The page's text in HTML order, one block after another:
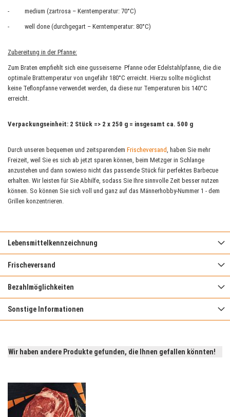
- medium (zartrosa – Kerntemperatur: 70°C)
- well done (durchgegart – Kerntemperatur: 80°C)
Zubereitung in der Pfanne:
Zum Braten empfiehlt sich eine gusseiserne Pfanne oder Edelstahlpfanne, die die
optimale Brattemperatur von ungefähr 180°C erreicht. Hierzu sollte möglichst
keine Teflonpfanne verwendet werden, da diese nur Temperaturen bis 140°C
erreicht.
Verpackungseinheit: 2 Stück => 2 x 250 g = insgesamt ca. 500 g
Durch unseren bequemen und zeitsparendem Frischeversand, haben Sie mehr
Freizeit, weil Sie es sich ab jetzt sparen können, beim Metzger in Schlange
anzustehen und dann sowieso nicht das passende Stück für perfektes Barbecue
erhalten. Wir leisten für Sie Abhilfe, sodass Sie Ihre sinnvolle Zeit besser nutzen
können. So können Sie sich voll und ganz auf das Männerhobby-Nummer 1 - dem
Grillen konzentrieren.
Lebensmittelkennzeichnung
Frischeversand
Bezahlmöglichkeiten
Sonstige Informationen
Wir haben andere Produkte gefunden, die Ihnen gefallen könnten!